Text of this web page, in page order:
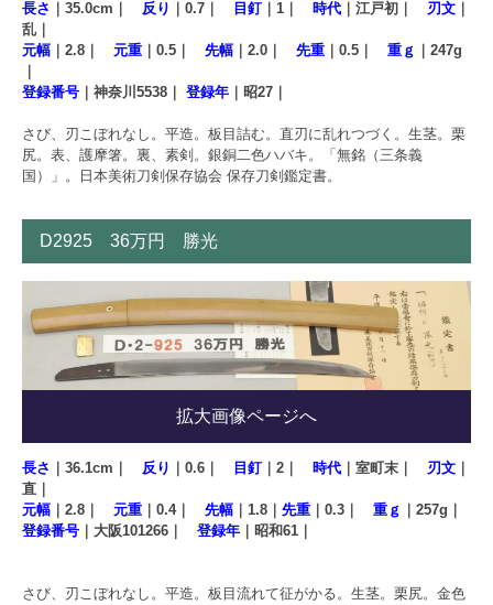
長さ ｜35.0cm｜ 反り ｜0.7｜ 目釘 ｜1｜ 時代 ｜江戸初｜ 刃文
乱｜
元幅 ｜2.8｜ 元重 ｜0.5｜ 先幅 ｜2.0｜ 先重 ｜0.5｜ 重ｇ
｜247g
登録番号 ｜神奈川5538｜ 登録年 ｜昭27｜
さび、刃こぼれなし。平造。板目詰む。直刃に乱れつづく。生茎。栗
尻。表、護摩箸。裏、素剣。銀銅二色ハバキ。「無銘（三条義
国）」。日本美術刀剣保存協会 保存刀剣鑑定書。
D2925 36万円 勝光
拡大画像ページへ
長さ ｜36.1cm｜ 反り ｜0.6｜ 目釘 ｜2｜ 時代 ｜室町末｜ 刃文
直｜
元幅 ｜2.8｜ 元重 ｜0.4｜ 先幅 ｜1.8｜ 先重 ｜0.3｜ 重ｇ
｜257g｜
登録番号 ｜大阪101266｜ 登録年 ｜昭和61｜
さび、刃こぼれなし。平造。板目流れて征がかる。生茎。栗尻。金色